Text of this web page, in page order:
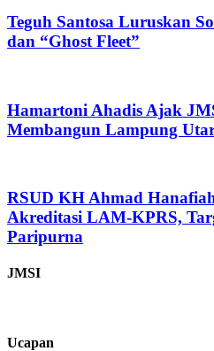
Teguh Santosa Luruskan
dan “Ghost Fleet”
Hamartoni Ahadis Ajak
Membangun Lampung
RSUD KH Ahmad
Akreditasi LAM-KPRS,
Paripurna
JMSI
Ucapan